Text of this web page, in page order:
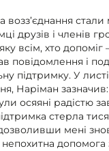
возз’єднання
друзів і членів
всім, хто
повідомлення і
підтримку. У
Наріман зазначив:
осяяні радістю
стерла
мені